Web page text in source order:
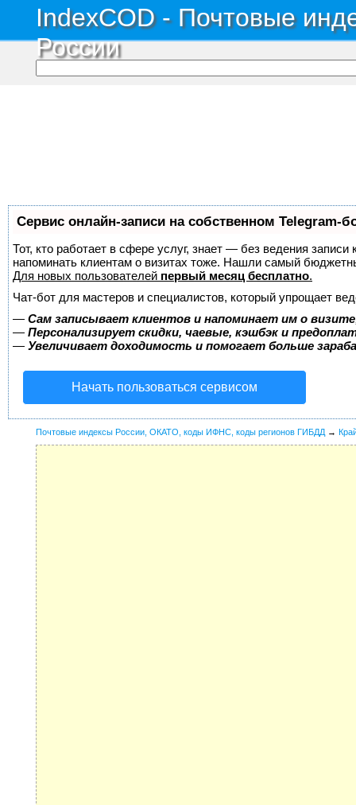
IndexCOD - Почтовые
России
Сервис онлайн-записи на собственном Telegram-
Тот, кто работает в сфере услуг, знает — без ведения
напоминать клиентам о визитах тоже. Нашли самый
Для новых пользователей первый месяц бесплатно.
Чат-бот для мастеров и специалистов, который упрощает
— Сам записывает клиентов и напоминает им о
— Персонализирует скидки, чаевые, кэшбэк и
— Увеличивает доходимость и помогает больше
Начать пользоваться сервисом
Почтовые индексы России, ОКАТО, коды ИФНС, коды регионов ГИБДД →